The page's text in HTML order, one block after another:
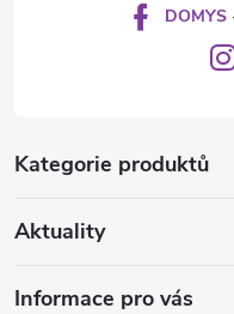
Kategorie produktů
Aktuality
Informace pro vás
DOMYS